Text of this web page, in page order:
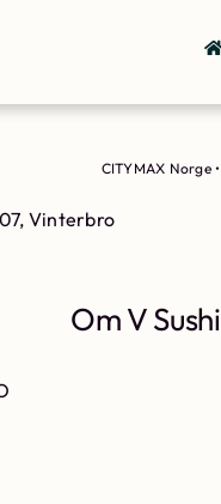
CITYMAX Norge•
Vinterbro
Om V Sushi